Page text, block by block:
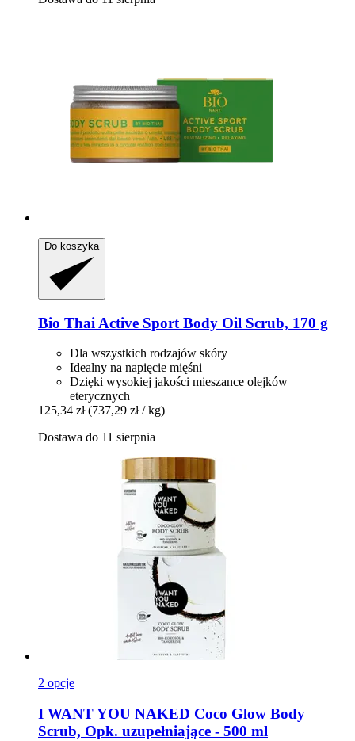
Do koszyka
Bio Thai Active Sport Body Oil Scrub, 170 g
Dla wszystkich rodzajów skóry
Idealny na napięcie mięśni
Dzięki wysokiej jakości mieszance olejków
eterycznych
125,34 zł (737,29 zł / kg)
Dostawa do 11 sierpnia
2 opcje
I WANT YOU NAKED Coco Glow Body
Scrub, Opk. uzupełniające -​ 500 ml